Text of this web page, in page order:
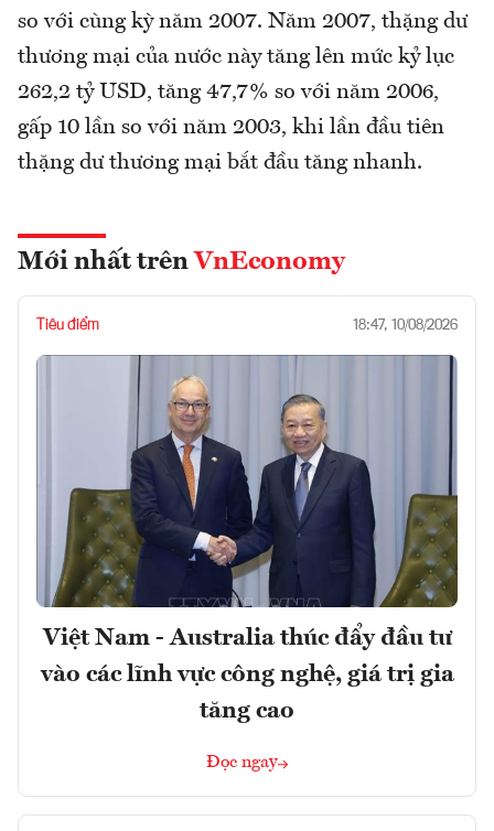
so với cùng kỳ năm 2007. Năm 2007, thặng dư
thương mại của nước này tăng lên mức kỷ lục
262,2 tỷ USD, tăng 47,7% so với năm 2006,
gấp 10 lần so với năm 2003, khi lần đầu tiên
thặng dư thương mại bắt đầu tăng nhanh.
Mới nhất trên VnEconomy
Tiêu điểm 18:47, 10/08/2026
Việt Nam - Australia thúc đẩy đầu tư
vào các lĩnh vực công nghệ, giá trị gia
tăng cao
Đọc ngay